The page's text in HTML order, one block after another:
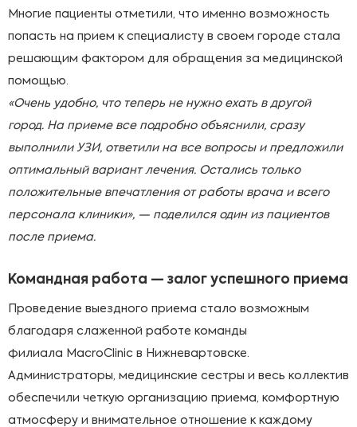
Многие пациенты отметили, что именно возможность
попасть на прием к специалисту в своем городе стала
решающим фактором для обращения за медицинской
помощью.
«Очень удобно, что теперь не нужно ехать в другой
город. На приеме все подробно объяснили, сразу
выполнили УЗИ, ответили на все вопросы и предложили
оптимальный вариант лечения. Остались только
положительные впечатления от работы врача и всего
персонала клиники», — поделился один из пациентов
после приема.
Командная работа — залог успешного приема
Проведение выездного приема стало возможным
благодаря слаженной работе команды
филиала MacroClinic в Нижневартовске.
Администраторы, медицинские сестры и весь коллектив
обеспечили четкую организацию приема, комфортную
атмосферу и внимательное отношение к каждому